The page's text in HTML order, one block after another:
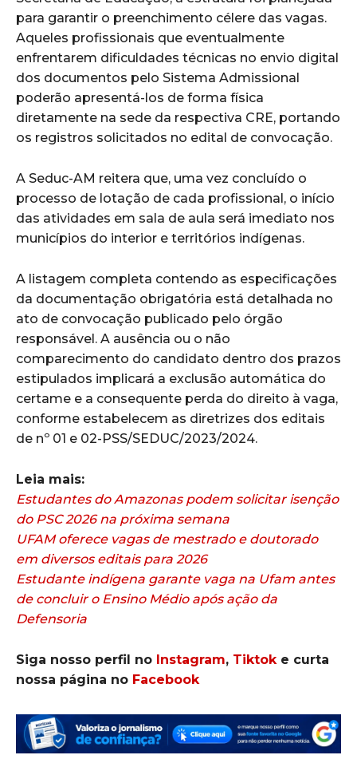
para garantir o preenchimento célere das vagas.
Aqueles profissionais que eventualmente
enfrentarem dificuldades técnicas no envio digital
dos documentos pelo Sistema Admissional
poderão apresentá-los de forma física
diretamente na sede da respectiva CRE, portando
os registros solicitados no edital de convocação.
A Seduc-AM reitera que, uma vez concluído o
processo de lotação de cada profissional, o início
das atividades em sala de aula será imediato nos
municípios do interior e territórios indígenas.
A listagem completa contendo as especificações
da documentação obrigatória está detalhada no
ato de convocação publicado pelo órgão
responsável. A ausência ou o não
comparecimento do candidato dentro dos prazos
estipulados implicará a exclusão automática do
certame e a consequente perda do direito à vaga,
conforme estabelecem as diretrizes dos editais
de nº 01 e 02-PSS/SEDUC/2023/2024.
Leia mais:
Estudantes do Amazonas podem solicitar isenção
do PSC 2026 na próxima semana
UFAM oferece vagas de mestrado e doutorado
em diversos editais para 2026
Estudante indígena garante vaga na Ufam antes
de concluir o Ensino Médio após ação da
Defensoria
Siga nosso perfil no Instagram, Tiktoke curta
nossa página no Facebook